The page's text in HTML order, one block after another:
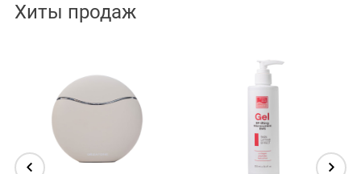
Хиты продаж